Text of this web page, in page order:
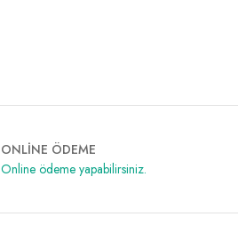
ONLİNE ÖDEME
Online ödeme yapabilirsiniz.